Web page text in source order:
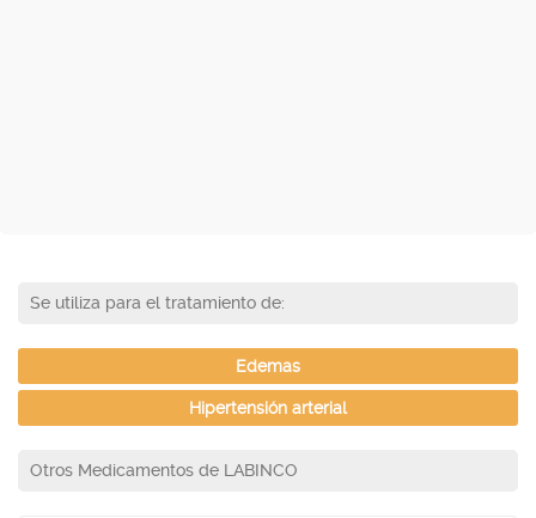
Se utiliza para el tratamiento de:
Edemas
Hipertensión arterial
Otros Medicamentos de LABINCO